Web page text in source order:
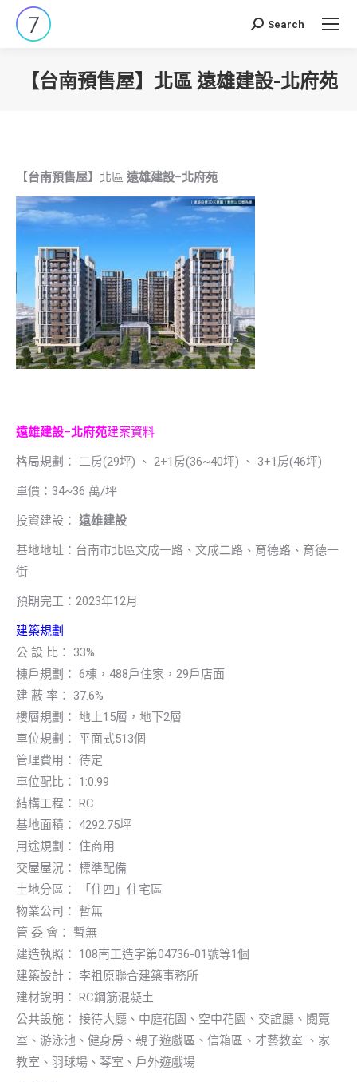
Search:
Search
【台南預售屋】北區 遠雄建設-北府苑
【台南預售屋】北區 遠雄建設–北府苑
遠雄建設–北府苑建案資料
格局規劃： 二房(29坪) 、 2+1房(36~40坪) 、 3+1房(46坪)
單價：34~36 萬/坪
投資建設： 遠雄建設
基地地址：台南市北區文成一路、文成二路、育德路、育德一
街
預期完工：2023年12月
建築規劃
公 設 比： 33%
棟戶規劃： 6棟，488戶住家，29戶店面
建 蔽 率： 37.6%
樓層規劃： 地上15層，地下2層
車位規劃： 平面式513個
管理費用： 待定
車位配比： 1:0.99
結構工程： RC
基地面積： 4292.75坪
用途規劃： 住商用
交屋屋況： 標準配備
土地分區： 「住四」住宅區
物業公司： 暫無
管 委 會： 暫無
建造執照： 108南工造字第04736-01號等1個
建築設計： 李祖原聯合建築事務所
建材說明： RC鋼筋混凝土
公共設施： 接待大廳、中庭花園、空中花園、交誼廳、閱覽
室、游泳池、健身房、親子遊戲區、信箱區、才藝教室 、家
教室、羽球場、琴室、戶外遊戲場